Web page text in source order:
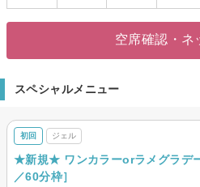
空席確認・ネ
スペシャルメニュー
初回 ジェル
★新規★ ワンカラーorラメグラデ
／60分枠］